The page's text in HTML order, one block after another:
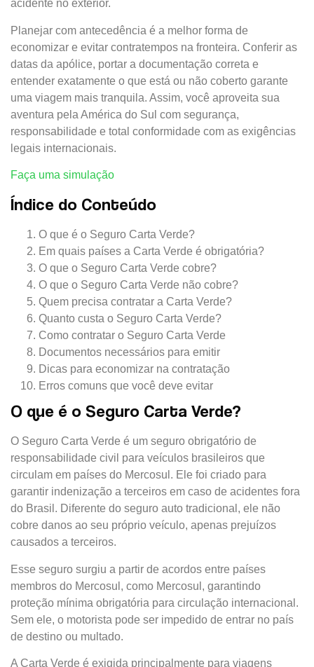
acidente no exterior.
Planejar com antecedência é a melhor forma de
economizar e evitar contratempos na fronteira. Conferir as
datas da apólice, portar a documentação correta e
entender exatamente o que está ou não coberto garante
uma viagem mais tranquila. Assim, você aproveita sua
aventura pela América do Sul com segurança,
responsabilidade e total conformidade com as exigências
legais internacionais.
Faça uma simulação
Índice do Conteúdo
O que é o Seguro Carta Verde?
Em quais países a Carta Verde é obrigatória?
O que o Seguro Carta Verde cobre?
O que o Seguro Carta Verde não cobre?
Quem precisa contratar a Carta Verde?
Quanto custa o Seguro Carta Verde?
Como contratar o Seguro Carta Verde
Documentos necessários para emitir
Dicas para economizar na contratação
Erros comuns que você deve evitar
O que é o Seguro Carta Verde?
O Seguro Carta Verde é um seguro obrigatório de
responsabilidade civil para veículos brasileiros que
circulam em países do Mercosul. Ele foi criado para
garantir indenização a terceiros em caso de acidentes fora
do Brasil. Diferente do seguro auto tradicional, ele não
cobre danos ao seu próprio veículo, apenas prejuízos
causados a terceiros.
Esse seguro surgiu a partir de acordos entre países
membros do Mercosul, como Mercosul, garantindo
proteção mínima obrigatória para circulação internacional.
Sem ele, o motorista pode ser impedido de entrar no país
de destino ou multado.
A Carta Verde é exigida principalmente para viagens